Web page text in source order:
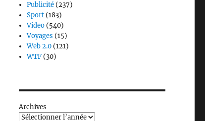
Publicité (237)
Sport (183)
Video (540)
Voyages (15)
Web 2.0 (121)
WTF (30)
Archives